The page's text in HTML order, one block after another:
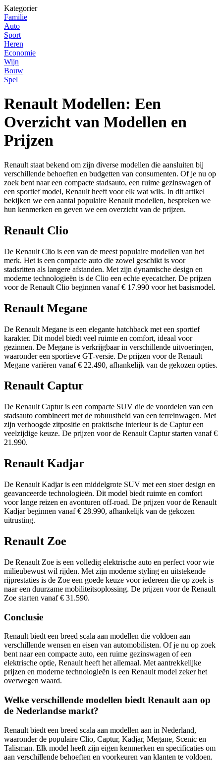
Kategorier
Familie
Auto
Sport
Heren
Economie
Wijn
Bouw
Spel
Renault Modellen: Een
Overzicht van Modellen en
Prijzen
Renault staat bekend om zijn diverse modellen die aansluiten bij
verschillende behoeften en budgetten van consumenten. Of je nu op
zoek bent naar een compacte stadsauto, een ruime gezinswagen of
een sportief model, Renault heeft voor elk wat wils. In dit artikel
bekijken we een aantal populaire Renault modellen, bespreken we
hun kenmerken en geven we een overzicht van de prijzen.
Renault Clio
De Renault Clio is een van de meest populaire modellen van het
merk. Het is een compacte auto die zowel geschikt is voor
stadsritten als langere afstanden. Met zijn dynamische design en
moderne technologieën is de Clio een echte eyecatcher. De prijzen
voor de Renault Clio beginnen vanaf € 17.990 voor het basismodel.
Renault Megane
De Renault Megane is een elegante hatchback met een sportief
karakter. Dit model biedt veel ruimte en comfort, ideaal voor
gezinnen. De Megane is verkrijgbaar in verschillende uitvoeringen,
waaronder een sportieve GT-versie. De prijzen voor de Renault
Megane variëren vanaf € 22.490, afhankelijk van de gekozen opties.
Renault Captur
De Renault Captur is een compacte SUV die de voordelen van een
stadsauto combineert met de robuustheid van een terreinwagen. Met
zijn verhoogde zitpositie en praktische interieur is de Captur een
veelzijdige keuze. De prijzen voor de Renault Captur starten vanaf €
21.990.
Renault Kadjar
De Renault Kadjar is een middelgrote SUV met een stoer design en
geavanceerde technologieën. Dit model biedt ruimte en comfort
voor lange reizen en avonturen off-road. De prijzen voor de Renault
Kadjar beginnen vanaf € 28.990, afhankelijk van de gekozen
uitrusting.
Renault Zoe
De Renault Zoe is een volledig elektrische auto en perfect voor wie
milieubewust wil rijden. Met zijn moderne styling en uitstekende
rijprestaties is de Zoe een goede keuze voor iedereen die op zoek is
naar een duurzame mobiliteitsoplossing. De prijzen voor de Renault
Zoe starten vanaf € 31.590.
Conclusie
Renault biedt een breed scala aan modellen die voldoen aan
verschillende wensen en eisen van automobilisten. Of je nu op zoek
bent naar een compacte auto, een ruime gezinswagen of een
elektrische optie, Renault heeft het allemaal. Met aantrekkelijke
prijzen en moderne technologieën is een Renault model zeker het
overwegen waard.
Welke verschillende modellen biedt Renault aan op
de Nederlandse markt?
Renault biedt een breed scala aan modellen aan in Nederland,
waaronder de populaire Clio, Captur, Kadjar, Megane, Scenic en
Talisman. Elk model heeft zijn eigen kenmerken en specificaties om
aan verschillende behoeften en voorkeuren van klanten te voldoen.